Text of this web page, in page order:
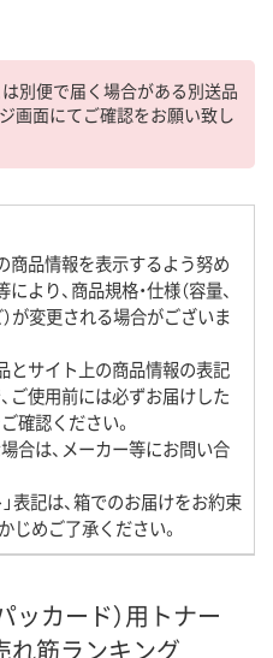
別便で届く場合がある別送品
画面にてご確認をお願い致し
商品情報を表示するよう努め
より、商品規格・仕様（容量、
が変更される場合がございま
とサイト上の商品情報の表記
ご使用前には必ずお届けした
確認ください。
合は、メーカー等にお問い合
表記は、箱でのお届けをお約束
じめご了承ください。
ッカード）用トナー
れ筋ランキング